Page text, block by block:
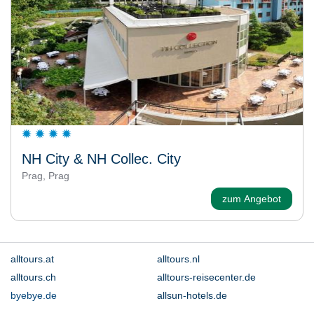
NH City & NH Collec. City
Prag, Prag
zum Angebot
alltours.at
alltours.nl
alltours.ch
alltours-reisecenter.de
byebye.de
allsun-hotels.de